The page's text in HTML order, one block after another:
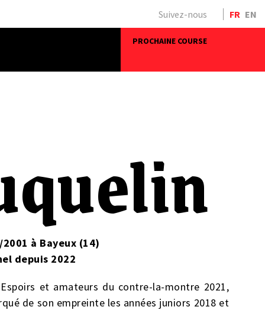
Suivez-nous FR EN
PROCHAINE COURSE
à Bayeux (14)
depuis 2022
et amateurs du contre-la-montre 2021,
de son empreinte les années juniors 2018 et